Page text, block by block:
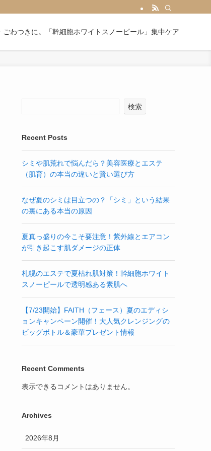
ごわつきに。「幹細胞ホワイトスノーピール」集中ケア
検索
Recent Posts
シミや肌荒れで悩んだら？美容医療とエステ
（肌育）の本当の違いと賢い選び方
なぜ夏のシミは目立つの？「シミ」という結果
の裏にある本当の原因
夏真っ盛りの今こそ要注意！紫外線とエアコン
が引き起こす肌ダメージの正体
札幌のエステで夏枯れ肌対策！幹細胞ホワイト
スノーピールで透明感ある素肌へ
【7/23開始】FAITH（フェース）夏のエディシ
ョンキャンペーン開催！大人気クレンジングの
ビッグボトル＆豪華プレゼント情報
Recent Comments
表示できるコメントはありません。
Archives
2026年8月